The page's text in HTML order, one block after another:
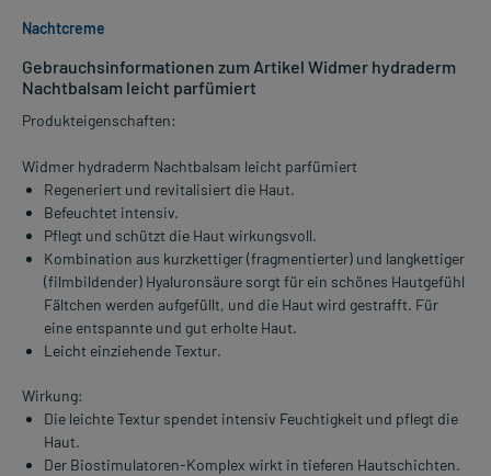
Gebrauchsinformationen zum Artikel Widmer hydraderm
Nachtbalsam leicht parfümiert
Produkteigenschaften:
Widmer hydraderm Nachtbalsam leicht parfümiert
Regeneriert und revitalisiert die Haut.
Befeuchtet intensiv.
Pflegt und schützt die Haut wirkungsvoll.
Kombination aus kurzkettiger (fragmentierter) und langkettiger
(filmbildender) Hyaluronsäure sorgt für ein schönes Hautgefühl
Fältchen werden aufgefüllt, und die Haut wird gestrafft. Für
eine entspannte und gut erholte Haut.
Leicht einziehende Textur.
Wirkung:
Die leichte Textur spendet intensiv Feuchtigkeit und pflegt die
Haut.
Der Biostimulatoren-Komplex wirkt in tieferen Hautschichten.
Nachtcreme